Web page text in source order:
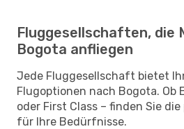
Fluggesellschaften, die
Bogota anfliegen
Jede Fluggesellschaft bietet
Flugoptionen nach Bogota. Ob
oder First Class – finden Sie
für Ihre Bedürfnisse.